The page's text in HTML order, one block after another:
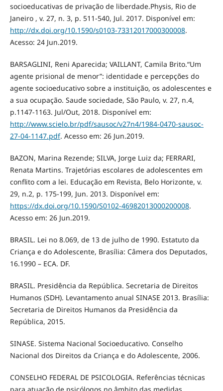
socioeducativas de privação de liberdade.Physis, Rio de
Janeiro , v. 27, n. 3, p. 511-540, Jul. 2017. Disponível em:
http://dx.doi.org/10.1590/s0103-73312017000300008.
Acesso: 24 Jun.2019.
BARSAGLINI, Reni Aparecida; VAILLANT, Camila Brito.“Um
agente prisional de menor”: identidade e percepções do
agente socioeducativo sobre a instituição, os adolescentes e
a sua ocupação. Saude sociedade, São Paulo, v. 27, n.4,
p.1147-1163. Jul/Out, 2018. Disponível em:
http://www.scielo.br/pdf/sausoc/v27n4/1984-0470-sausoc-
27-04-1147.pdf. Acesso em: 26 Jun.2019.
BAZON, Marina Rezende; SILVA, Jorge Luiz da; FERRARI,
Renata Martins. Trajetórias escolares de adolescentes em
conflito com a lei. Educação em Revista, Belo Horizonte, v.
29, n.2, p. 175-199, Jun. 2013. Disponível em:
https://dx.doi.org/10.1590/S0102-46982013000200008.
Acesso em: 26 Jun.2019.
BRASIL. Lei no 8.069, de 13 de julho de 1990. Estatuto da
Criança e do Adolescente, Brasília: Câmera dos Deputados,
16.1990 – ECA. DF.
BRASIL. Presidência da República. Secretaria de Direitos
Humanos (SDH). Levantamento anual SINASE 2013. Brasília:
Secretaria de Direitos Humanos da Presidência da
República, 2015.
SINASE. Sistema Nacional Socioeducativo. Conselho
Nacional dos Direitos da Criança e do Adolescente, 2006.
CONSELHO FEDERAL DE PSICOLOGIA. Referências técnicas